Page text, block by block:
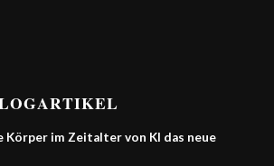
Körper im Zeitalter von KI das neue